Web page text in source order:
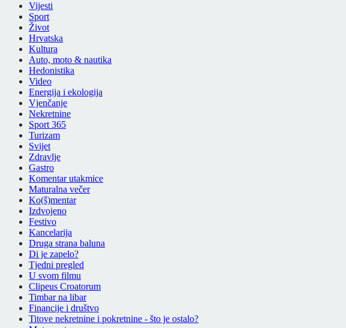
Vijesti
Sport
Život
Hrvatska
Kultura
Auto, moto & nautika
Hedonistika
Video
Energija i ekologija
Vjenčanje
Nekretnine
Sport 365
Turizam
Svijet
Zdravlje
Gastro
Komentar utakmice
Maturalna večer
Ko(š)mentar
Izdvojeno
Festivo
Kancelarija
Druga strana baluna
Di je zapelo?
Tjedni pregled
U svom filmu
Clipeus Croatorum
Timbar na libar
Financije i društvo
Titove nekretnine i pokretnine - što je ostalo?